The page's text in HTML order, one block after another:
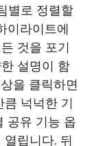
별로 정렬할
이라이트에
것을 포기
설명이 함
을 클릭하면
넉넉한 기
공유 기능 옵
립니다. 뒤